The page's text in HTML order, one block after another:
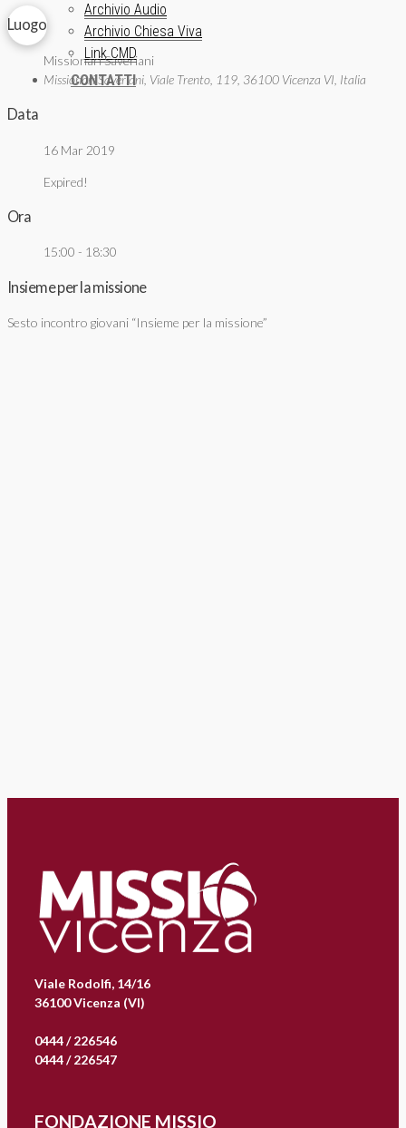
Archivio Audio
Archivio Chiesa Viva
Link CMD
CONTATTI
Luogo
Missionari Saveriani
Missionari Saveriani, Viale Trento, 119, 36100 Vicenza VI, Italia
Data
16 Mar 2019
Expired!
Ora
15:00 - 18:30
Insieme per la missione
Sesto incontro giovani “Insieme per la missione”
Viale Rodolfi, 14/16
36100 Vicenza (VI)
0444 / 226546
0444 / 226547
FONDAZIONE MISSIO